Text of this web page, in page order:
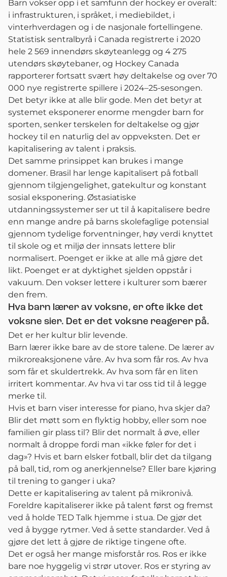
Barn vokser opp i et samfunn der hockey er overalt:
i infrastrukturen, i språket, i mediebildet, i
vinterhverdagen og i de nasjonale fortellingene.
Statistisk sentralbyrå i Canada registrerte i 2020
hele 2 569 innendørs skøyteanlegg og 4 275
utendørs skøytebaner, og Hockey Canada
rapporterer fortsatt svært høy deltakelse og over 70
000 nye registrerte spillere i 2024–25-sesongen.
Det betyr ikke at alle blir gode. Men det betyr at
systemet eksponerer enorme mengder barn for
sporten, senker terskelen for deltakelse og gjør
hockey til en naturlig del av oppveksten. Det er
kapitalisering av talent i praksis.
Det samme prinsippet kan brukes i mange
domener. Brasil har lenge kapitalisert på fotball
gjennom tilgjengelighet, gatekultur og konstant
sosial eksponering. Østasiatiske
utdanningssystemer ser ut til å kapitalisere bedre
enn mange andre på barns skolefaglige potensial
gjennom tydelige forventninger, høy verdi knyttet
til skole og et miljø der innsats lettere blir
normalisert. Poenget er ikke at alle må gjøre det
likt. Poenget er at dyktighet sjelden oppstår i
vakuum. Den vokser lettere i kulturer som bærer
den frem.
Hva barn lærer av voksne, er ofte ikke det
voksne sier. Det er det voksne reagerer på.
Det er her kultur blir levende.
Barn lærer ikke bare av de store talene. De lærer av
mikroreaksjonene våre. Av hva som får ros. Av hva
som får et skuldertrekk. Av hva som får en liten
irritert kommentar. Av hva vi tar oss tid til å legge
merke til.
Hvis et barn viser interesse for piano, hva skjer da?
Blir det møtt som en flyktig hobby, eller som noe
familien gir plass til? Blir det normalt å øve, eller
normalt å droppe fordi man «ikke føler for det i
dag»? Hvis et barn elsker fotball, blir det da tilgang
på ball, tid, rom og anerkjennelse? Eller bare kjøring
til trening to ganger i uka?
Dette er kapitalisering av talent på mikronivå.
Foreldre kapitaliserer ikke på talent først og fremst
ved å holde TED Talk hjemme i stua. De gjør det
ved å bygge rytmer. Ved å sette standarder. Ved å
gjøre det lett å gjøre de riktige tingene ofte.
Det er også her mange misforstår ros. Ros er ikke
bare noe hyggelig vi strør utover. Ros er styring av